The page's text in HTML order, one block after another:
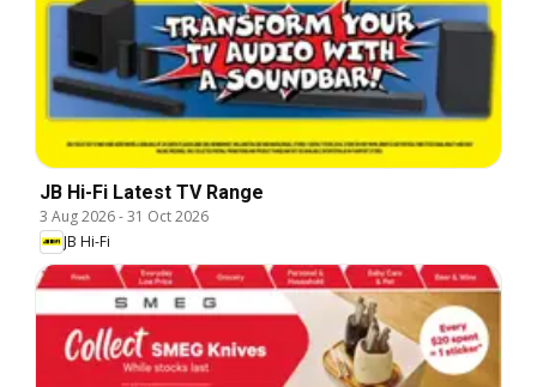
JB Hi-Fi Latest TV Range
3 Aug 2026-31 Oct 2026
JB Hi-Fi